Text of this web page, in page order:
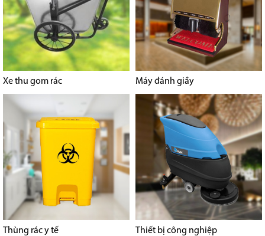
Xe thu gom rác Máy đánh giầy
Thùng rác y tế Thiết bị công nghiệp